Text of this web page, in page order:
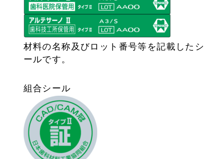
材料の名称及びロット番号等を記載したシ
ールです。
組合シール